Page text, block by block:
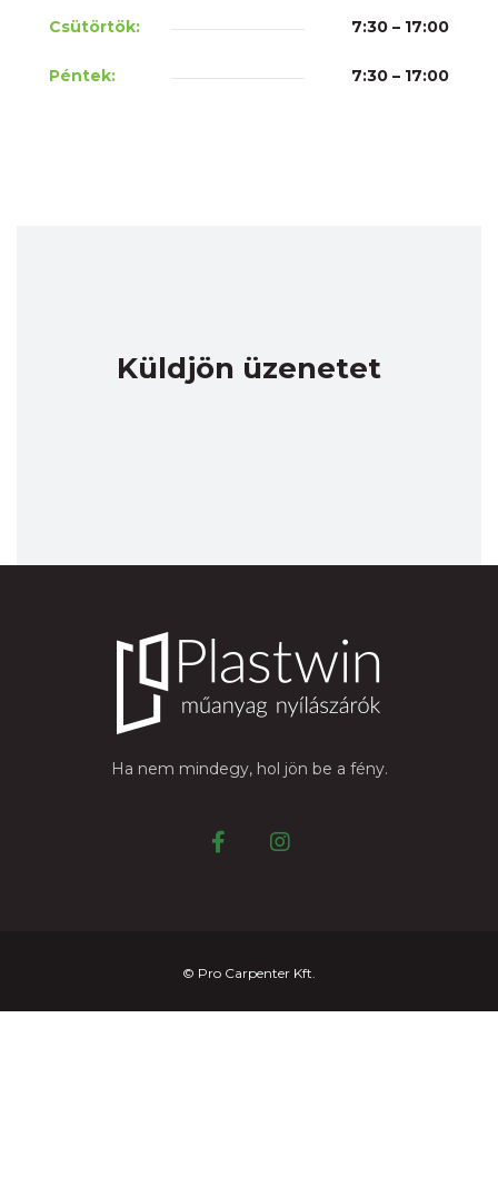
Csütörtök: 7:30 – 17:00
Péntek: 7:30 – 17:00
Küldjön üzenetet
Ha nem mindegy, hol jön be a fény.
© Pro Carpenter Kft.